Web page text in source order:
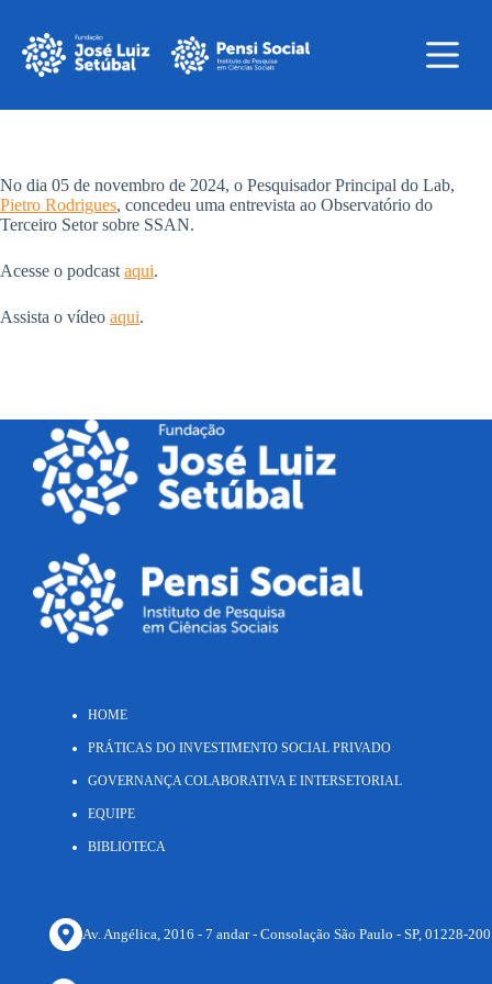
conteúdo
Home
Linhas
Equipe
Biblioteca
No dia 05 de novembro de 2024, o Pesquisador Principal do Lab,
Pietro Rodrigues, concedeu uma entrevista ao Observatório do
Terceiro Setor sobre SSAN.
Acesse o podcast aqui.
Assista o vídeo aqui.
HOME
PRÁTICAS DO INVESTIMENTO SOCIAL PRIVADO
GOVERNANÇA COLABORATIVA E INTERSETORIAL
EQUIPE
BIBLIOTECA
Av. Angélica, 2016 - 7 andar - Consolação São Paulo - SP, 01228-200